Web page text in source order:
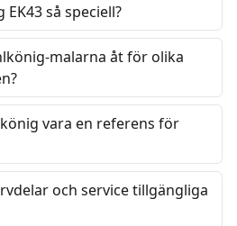
så speciell?
malarna åt för olika
vara en referens för
och service tillgängliga